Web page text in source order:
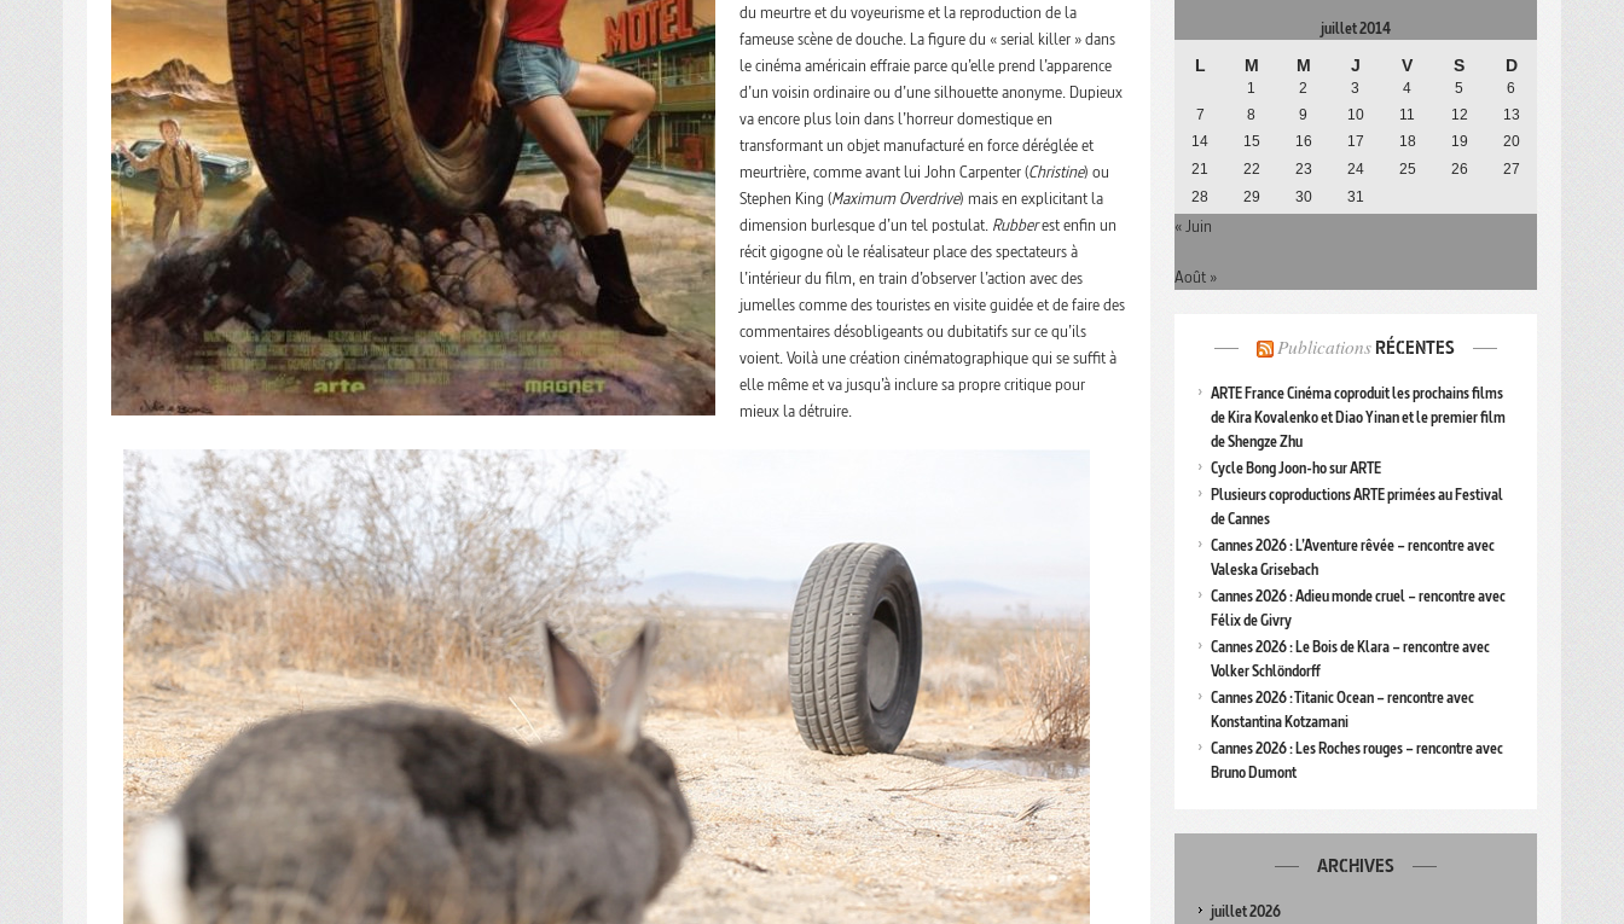
du meurtre et du voyeurisme et la reproduction de la
fameuse scène de douche. La figure du « serial killer » dans
le cinéma américain effraie parce qu’elle prend l’apparence
d’un voisin ordinaire ou d’une silhouette anonyme. Dupieux
va encore plus loin dans l’horreur domestique en
transformant un objet manufacturé en force déréglée et
meurtrière, comme avant lui John Carpenter (Christine) ou
Stephen King (Maximum Overdrive) mais en explicitant la
dimension burlesque d’un tel postulat. Rubberest enfin un
récit gigogne où le réalisateur place des spectateurs à
l’intérieur du film, en train d’observer l’action avec des
jumelles comme des touristes en visite guidée et de faire des
commentaires désobligeants ou dubitatifs sur ce qu’ils
voient. Voilà une création cinématographique qui se suffit à
elle même et va jusqu’à inclure sa propre critique pour
mieux la détruire.
juillet 2014
L M M J V S D
1 2 3 4 5
6
7
8 9 10 11 12
13
14
15 16 17 18 19
20
21
22 23 24 25 26
27
28
29 30 31
« Juin
Août »
Publications RÉCENTES
ARTE France Cinéma coproduit les prochains films
de Kira Kovalenko et Diao Yinan et le premier film
de Shengze Zhu
Cycle Bong Joon-ho sur ARTE
Plusieurs coproductions ARTE primées au Festival
de Cannes
Cannes 2026 : L’Aventure rêvée – rencontre avec
Valeska Grisebach
Cannes 2026 : Adieu monde cruel – rencontre avec
Félix de Givry
Cannes 2026 : Le Bois de Klara – rencontre avec
Volker Schlöndorff
Cannes 2026 : Titanic Ocean – rencontre avec
Konstantina Kotzamani
Cannes 2026 : Les Roches rouges – rencontre avec
Bruno Dumont
ARCHIVES
juillet 2026